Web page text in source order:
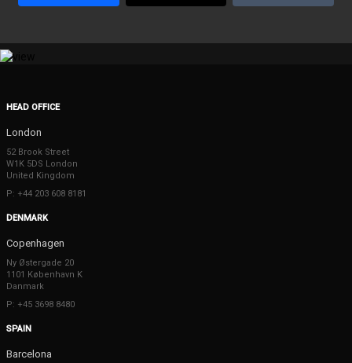
HEAD OFFICE
London
52 Brook Street
W1K 5DS London
United Kingdom
P: +44 203 608 8181
DENMARK
Copenhagen
Ny Østergade 20
1101 København K
Danmark
P: +45 3698 8480
SPAIN
Barcelona